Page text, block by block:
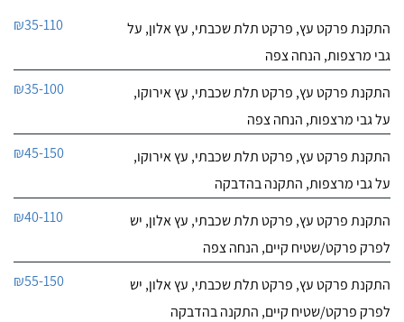
התקנת פרקט עץ, פרקט תלת שכבתי, עץ אלון, על
גבי מרצפות, הנחה צפה
₪35-110
התקנת פרקט עץ, פרקט תלת שכבתי, עץ אירוקו,
על גבי מרצפות, הנחה צפה
₪35-100
התקנת פרקט עץ, פרקט תלת שכבתי, עץ אירוקו,
על גבי מרצפות, התקנה בהדבקה
₪45-150
התקנת פרקט עץ, פרקט תלת שכבתי, עץ אלון, יש
לפרק פרקט/שטיח קיים, הנחה צפה
₪40-110
התקנת פרקט עץ, פרקט תלת שכבתי, עץ אלון, יש
לפרק פרקט/שטיח קיים, התקנה בהדבקה
₪55-150